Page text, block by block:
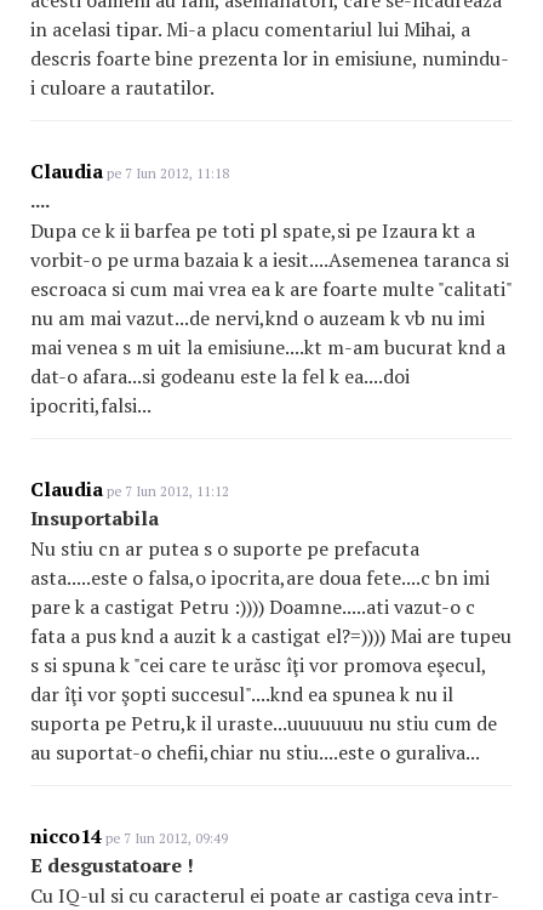
in acelasi tipar. Mi-a placu comentariul lui Mihai, a
descris foarte bine prezenta lor in emisiune, numindu-
i culoare a rautatilor.
Claudia pe 7 Iun 2012, 11:18
....
Dupa ce k ii barfea pe toti pl spate,si pe Izaura kt a
vorbit-o pe urma bazaia k a iesit....Asemenea taranca si
escroaca si cum mai vrea ea k are foarte multe "calitati"
nu am mai vazut...de nervi,knd o auzeam k vb nu imi
mai venea s m uit la emisiune....kt m-am bucurat knd a
dat-o afara...si godeanu este la fel k ea....doi
ipocriti,falsi...
Claudia pe 7 Iun 2012, 11:12
Insuportabila
Nu stiu cn ar putea s o suporte pe prefacuta
asta.....este o falsa,o ipocrita,are doua fete....c bn imi
pare k a castigat Petru :)))) Doamne.....ati vazut-o c
fata a pus knd a auzit k a castigat el?=)))) Mai are tupeu
s si spuna k "cei care te urăsc îţi vor promova eşecul,
dar îţi vor şopti succesul"....knd ea spunea k nu il
suporta pe Petru,k il uraste...uuuuuuu nu stiu cum de
au suportat-o chefii,chiar nu stiu....este o guraliva...
nicco14 pe 7 Iun 2012, 09:49
E desgustatoare !
Cu IQ-ul si cu caracterul ei poate ar castiga ceva intr-